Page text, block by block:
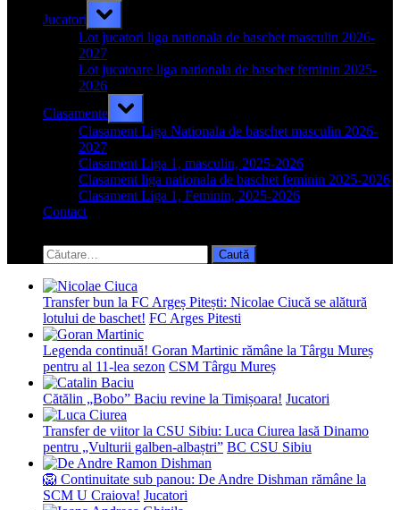
Jucatori
Toggle
sub-
menu
Lot jucatori liga nationala de baschet masculin 2026-
2027
Lot jucatoare liga nationala de baschet feminin 2025-
2026
Clasamente
Toggle
sub-
menu
Clasament Liga Nationala de baschet masculin 2026-
2027
Clasament Liga 1, masculin, 2025-2026
Clasament liga nationala de baschet feminin 2025-2026
Clasament Liga 1, Feminin, 2025-2026
Contact
search
form
Caută
după:
Transfer bun la FC Argeș Pitești: Nicolae Ciucă se alătură
lotului de baschet! FC Arges Pitesti
Legenda continuă! Goran Martinic rămâne la Târgu Mureș
pentru al 11-lea sezon CSM Târgu Mureș
Cătălin „Bobo” Baciu revine la Timișoara! Jucatori
Transfer de viitor la CSU Sibiu: Luca Ciurea lasă Dinamo
pentru „Vulturii galben-albaștri” BC CSU Sibiu
🦁 Continuitate sub panou: De Andre Dishman rămâne la
SCM U Craiova! Jucatori